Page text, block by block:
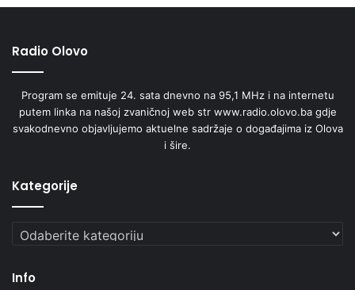
Radio Olovo
Program se emituje 24. sata dnevno na 95,1 MHz i na internetu
putem linka na našoj zvaničnoj web str www.radio.olovo.ba gdje
svakodnevno objavljujemo aktuelne sadržaje o događajima iz Olova
i šire.
Kategorije
Kategorije
Info